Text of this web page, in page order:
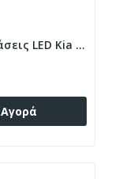
Bizzar Βάσεις LED Kia / Hyundai
Αγορά